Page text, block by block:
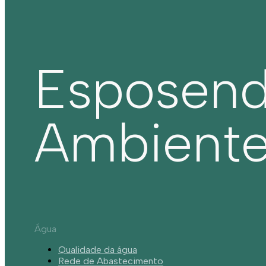
Água
Qualidade da água
Rede de Abastecimento